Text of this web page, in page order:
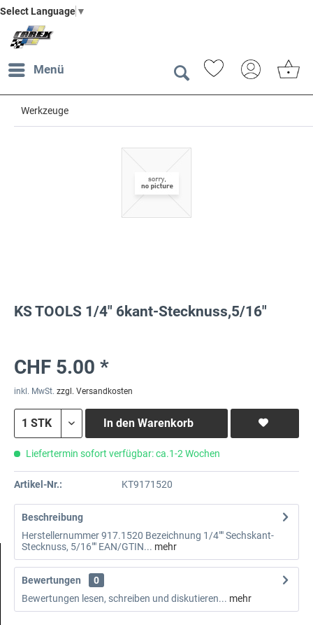
Select Language ▼
Menü
Werkzeuge
KS TOOLS 1/4" 6kant-Stecknuss,5/16"
CHF 5.00 *
inkl. MwSt. zzgl. Versandkosten
In den Warenkorb
Liefertermin sofort verfügbar: ca.1-2 Wochen
Artikel-Nr.: KT9171520
Beschreibung
Herstellernummer 917.1520 Bezeichnung 1/4"" Sechskant-
Stecknuss, 5/16"" EAN/GTIN... mehr
Bewertungen
0
Bewertungen lesen, schreiben und diskutieren... mehr